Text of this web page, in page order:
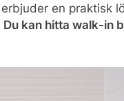
en praktisk
Du kan hitta walk-in